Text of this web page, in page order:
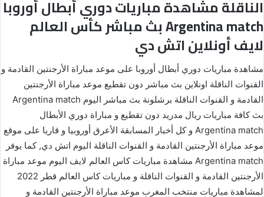
الناقلة مشاهدة مباريات دوري أبطال أوروبا
Argentina match بث مباشر كأس العالم
لايف أونلاين اتش دي
مشاهدة مباريات دوري أبطال أوروبا على موعد مباراة الأرجنتين القادمة و
القنوات الناقلة اونلاين بث مباشر دون تقطيع موعد مباراة الأرجنتين
القادمة و القنوات الناقلة برشلونة بث مباشر اليوم Argentina match
بث كافة مباريات ريال مدريد دون تقطيع و مباراة دوري الأبطال
Argentina match و كل أخبار المسابقة الأعرق أوروبيا و قاريا على موقع
موعد مباراة الأرجنتين القادمة و القنوات الناقلة اليوم اتش دي, كما يوفر
Argentina match مشاهدة مباريات كاس العالم لايف اليوم موعد مباراة
الأرجنتين القادمة و القنوات الناقلة و مباريات كاس العالم قطر 2022
لمشاهدة مباريات منتخب المغرب موعد مباراة الأرجنتين القادمة و